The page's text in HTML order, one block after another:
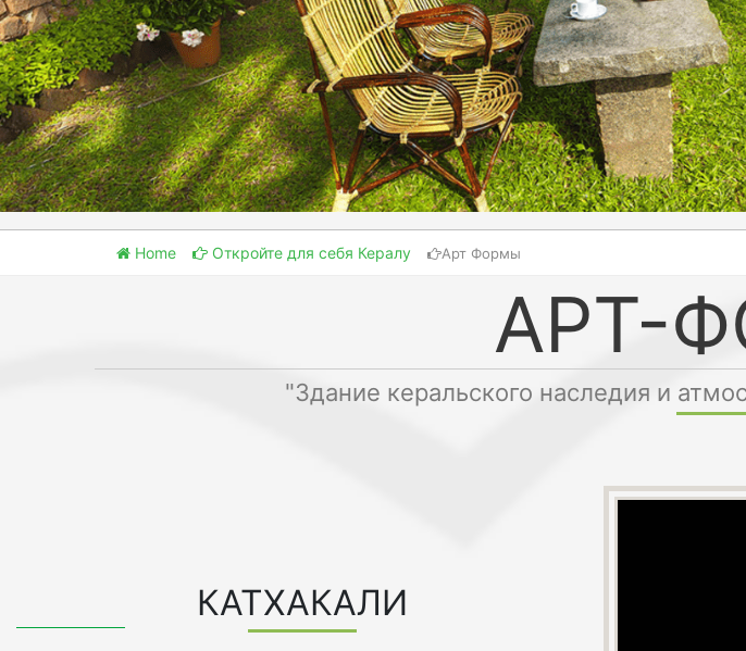
Home Откройте для себя Кералу Арт Формы
АРТ-
"Здание керальского наследия и
КАТХАКАЛИ